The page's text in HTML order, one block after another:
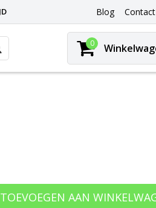
Blog Contact
0
TOEVOEGEN AAN